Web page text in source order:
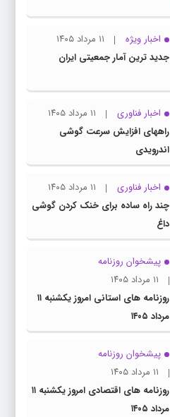
اخبار ویژه
۱۱ مرداد ۱۴۰۵
جدید ترین آمار جمعیتی ایران
اخبار فناوری
۱۱ مرداد ۱۴۰۵
راههای افزایش سرعت گوشی
اندرویدی
اخبار فناوری
۱۱ مرداد ۱۴۰۵
چند راه‌ ساده برای خنک کردن گوشی
داغ
پیشخوان روزنامه
۱۱ مرداد ۱۴۰۵
روزنامه های استانی امروز یکشنبه ۱۱
مرداد ۱۴۰۵
پیشخوان روزنامه
۱۱ مرداد ۱۴۰۵
روزنامه های اقتصادی امروز یکشنبه ۱۱
مرداد ۱۴۰۵